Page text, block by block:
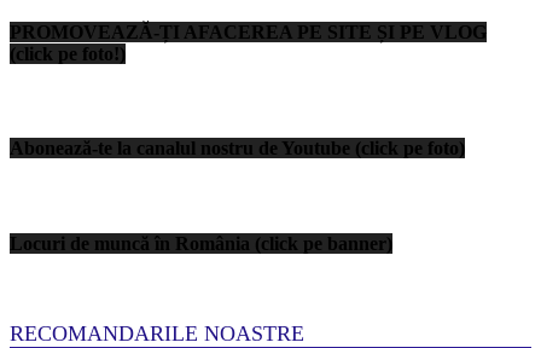
PROMOVEAZĂ-ȚI AFACEREA PE SITE ȘI PE VLOG
(click pe foto!)
Abonează-te la canalul nostru de Youtube (click pe foto)
Locuri de muncă în România (click pe banner)
RECOMANDARILE NOASTRE